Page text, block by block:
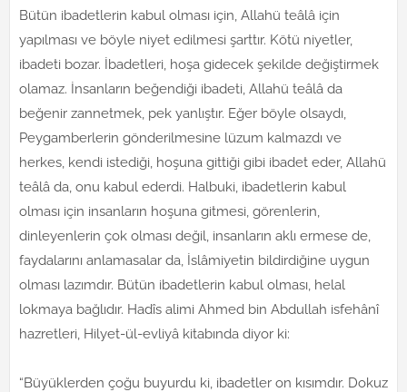
Bütün ibadetlerin kabul olması için, Allahü teâlâ için
yapılması ve böyle niyet edilmesi şarttır. Kötü niyetler,
ibadeti bozar. İbadetleri, hoşa gidecek şekilde değiştirmek
olamaz. İnsanların beğendiği ibadeti, Allahü teâlâ da
beğenir zannetmek, pek yanlıştır. Eğer böyle olsaydı,
Peygamberlerin gönderilmesine lüzum kalmazdı ve
herkes, kendi istediği, hoşuna gittiği gibi ibadet eder, Allahü
teâlâ da, onu kabul ederdi. Halbuki, ibadetlerin kabul
olması için insanların hoşuna gitmesi, görenlerin,
dinleyenlerin çok olması değil, insanların aklı ermese de,
faydalarını anlamasalar da, İslâmiyetin bildirdiğine uygun
olması lazımdır. Bütün ibadetlerin kabul olması, helal
lokmaya bağlıdır. Hadîs alimi Ahmed bin Abdullah isfehânî
hazretleri, Hilyet-ül-evliyâ kitabında diyor ki:
“Büyüklerden çoğu buyurdu ki, ibadetler on kısımdır. Dokuz